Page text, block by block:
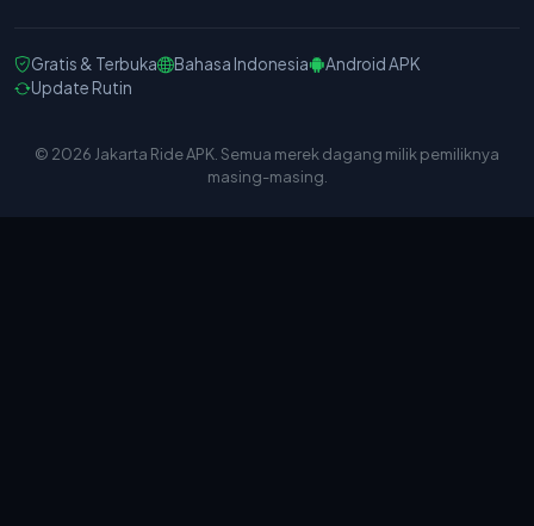
Gratis & Terbuka Bahasa Indonesia
Android APK
Update Rutin
© 2026 Jakarta Ride APK. Semua merek dagang milik pemiliknya
masing-masing.